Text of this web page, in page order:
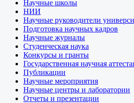
Научные школы
НИИ
Научные руководители
Подготовка научных кадров
Научные журналы
Студенческая наука
Конкурсы и гранты
Государственная научная
Публикации
Научные мероприятия
Научные центры и лаборатории
Отчеты и презентации